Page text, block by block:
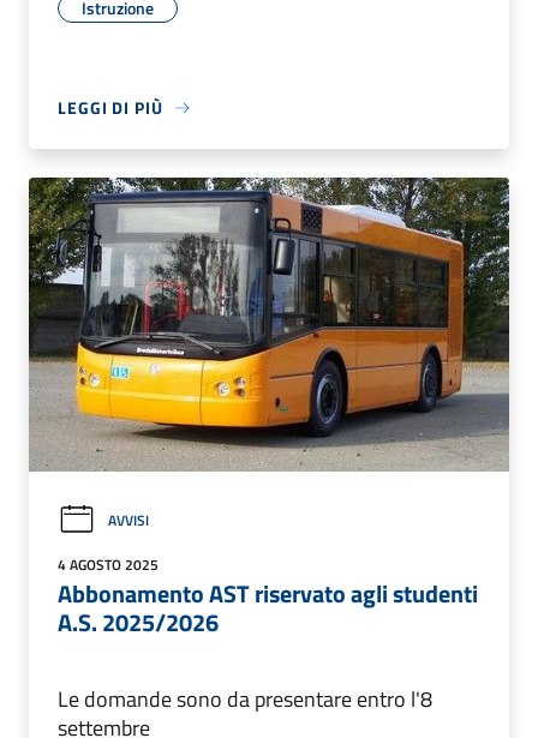
Istruzione
LEGGI DI PIÙ
AVVISI
4 AGOSTO 2025
Abbonamento AST riservato agli studenti
A.S. 2025/2026
Le domande sono da presentare entro l'8
settembre